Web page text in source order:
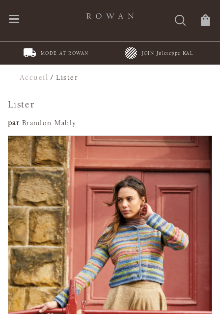
MODE AT ROWAN JOIN Juleteppe KAL
Accueil /Lister
Lister
par Brandon Mably